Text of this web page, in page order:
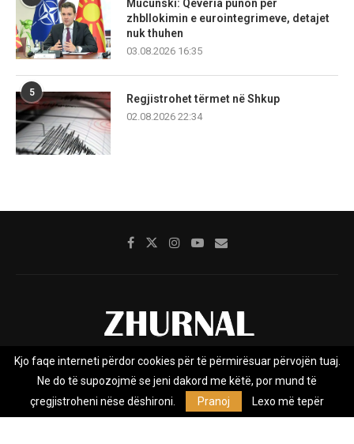
Mucunski: Qeveria punon për
zhbllokimin e eurointegrimeve, detajet
nuk thuhen
03.08.2026 16:35
5
Regjistrohet tërmet në Shkup
02.08.2026 22:34
Rreth nesh Impresumi Marketing
Privacy Policy
Zhurnal.mk është Agjenci e Lajmeve e pavarur, e themeluar në vitin
Kjo faqe interneti përdor cookies për të përmirësuar përvojën tuaj.
Ne do të supozojmë se jeni dakord me këtë, por mund të
çregjistroheni nëse dëshironi.
Pranoj Lexo më tepër